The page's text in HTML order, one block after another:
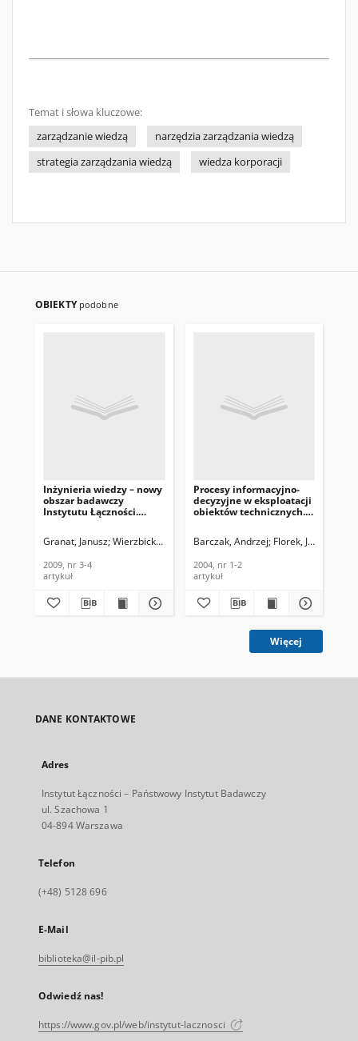
Temat i słowa kluczowe:
zarządzanie wiedzą
narzędzia zarządzania wiedzą
strategia zarządzania wiedzą
wiedza korporacji
OBIEKTY podobne
Inżynieria wiedzy – nowy
obszar badawczy
Instytutu Łączności.
2009 nr 3-4
Granat, Janusz Wierzbicki, Andrzej P.
2009, nr 3-4
artykuł
Procesy informacyjno-
decyzyjne w eksploatacji
obiektów technicznych.
2004, nr 1-2
Barczak, Andrzej Florek, Jacek
2004, nr 1-2
artykuł
Więcej
DANE KONTAKTOWE
Adres
Instytut Łączności – Państwowy Instytut Badawczy
ul. Szachowa 1
04-894 Warszawa
Telefon
(+48) 5128 696
E-Mail
biblioteka@il-pib.pl
Odwiedź nas!
https://www.gov.pl/web/instytut-lacznosci